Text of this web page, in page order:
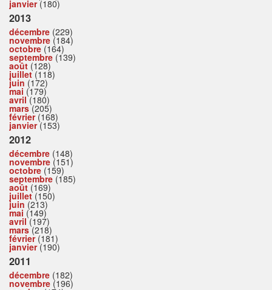
janvier(180)
2013
décembre (229)
novembre (184)
octobre (164)
septembre (139)
août (128)
juillet(118)
juin (172)
mai (179)
avril(180)
mars(205)
février(168)
janvier(153)
2012
décembre (148)
novembre (151)
octobre (159)
septembre (185)
août (169)
juillet(150)
juin (213)
mai (149)
avril(197)
mars(218)
février(181)
janvier(190)
2011
décembre (182)
novembre (196)